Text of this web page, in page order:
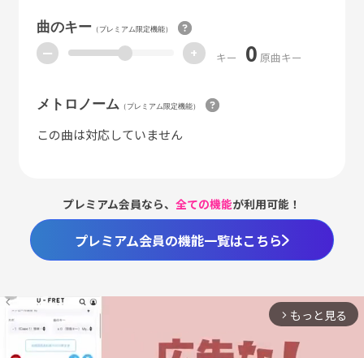
曲のキー（プレミアム限定機能）
ー + キー 0 原曲キー
メトロノーム （プレミアム限定機能）
この曲は対応していません
プレミアム会員なら、全ての機能が利用可能！
プレミアム会員の機能一覧はこちら
arrow_forward_ios もっと見る